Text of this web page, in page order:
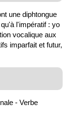
une diphtongue
l'impératif : yo
vocalique aux
imparfait et futur,
- Verbe